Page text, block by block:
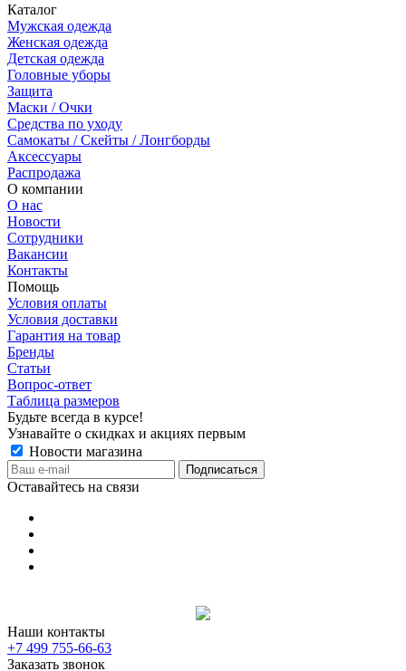
Каталог
Мужская одежда
Женская одежда
Детская одежда
Головные уборы
Защита
Маски / Очки
Средства по уходу
Самокаты / Скейты / Лонгборды
Аксессуары
Распродажа
О компании
О нас
Новости
Сотрудники
Вакансии
Контакты
Помощь
Условия оплаты
Условия доставки
Гарантия на товар
Бренды
Статьи
Вопрос-ответ
Таблица размеров
Будьте всегда в курсе!
Узнавайте о скидках и акциях первым
Новости магазина
Оставайтесь на связи
Наши контакты
+7 499 755-66-63
Заказать звонок